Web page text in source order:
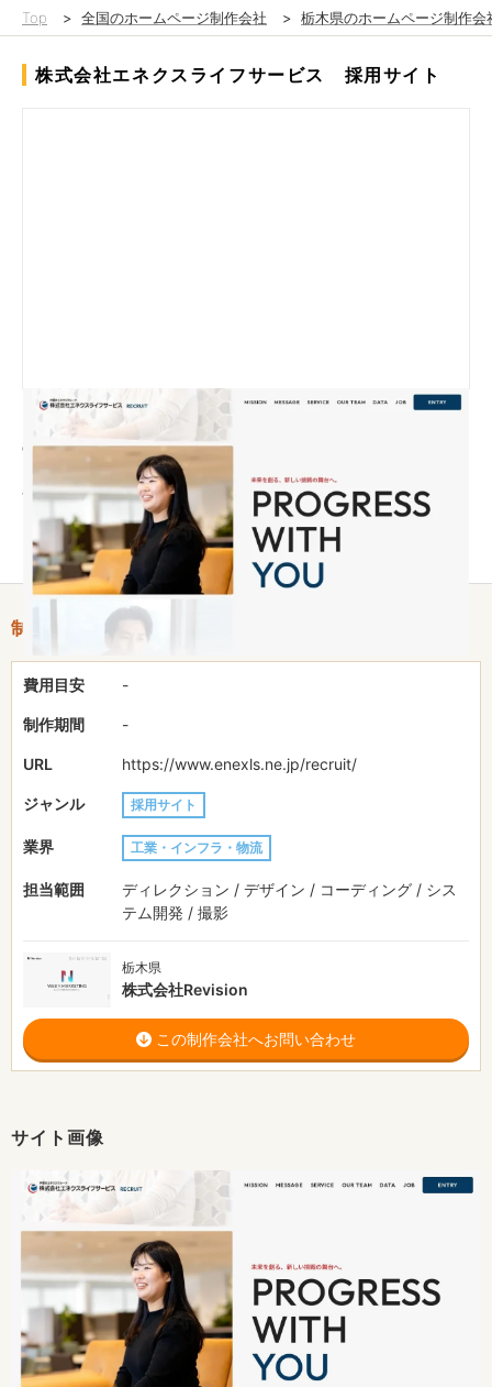
Top > 全国のホームページ制作会社 > 栃木県のホームページ制作会
株式会社エネクスライフサービス 採用サイト
電力事業・モビリティ事業を展開するエネクスライフサービス様
の採用サイトを制作しました。
「社会とくらしのパートナーへ」というキャッチのもと、街並み
や生活の様子をイラストで散りばめ、人々の生活を支えているイ
メージを表現。事業毎にビジョン未来への挑戦コンテンツを加
え、使命感を持った求職者を募れるようにしました。
サイト画像
制作情報
費用目安 -
制作期間 -
URL https://www.enexls.ne.jp/recruit/
ジャンル 採用サイト
業界 工業・インフラ・物流
担当範囲
ディレクション / デザイン / コーディング / シス
テム開発 / 撮影
栃木県
株式会社Revision
この制作会社へお問い合わせ